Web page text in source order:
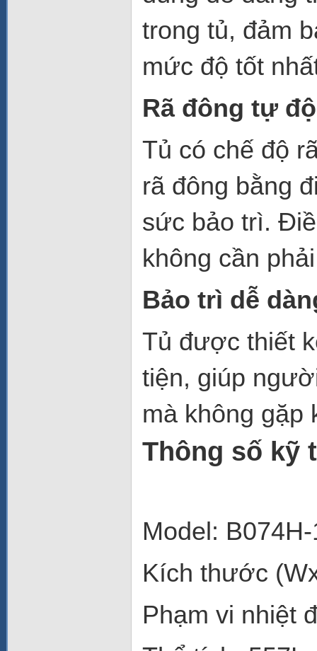
trong tủ, đảm
mức độ tốt
Rã đông tự
Tủ có chế độ
rã đông bằng
sức bảo trì.
không cần
Bảo trì dễ
Tủ được thiết
tiện, giúp
mà không gặp
Thông số kỹ
Model:
Kích thước
Phạm vi nhiệt